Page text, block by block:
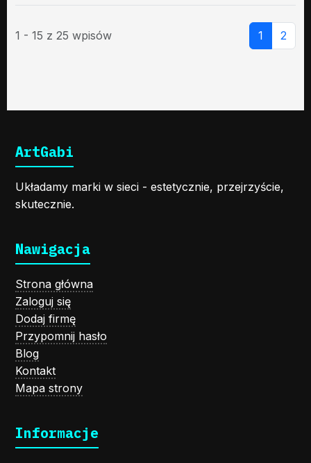
1 - 15 z 25 wpisów 1 2
ArtGabi
Układamy marki w sieci - estetycznie, przejrzyście,
skutecznie.
Nawigacja
Strona główna
Zaloguj się
Dodaj firmę
Przypomnij hasło
Blog
Kontakt
Mapa strony
Informacje